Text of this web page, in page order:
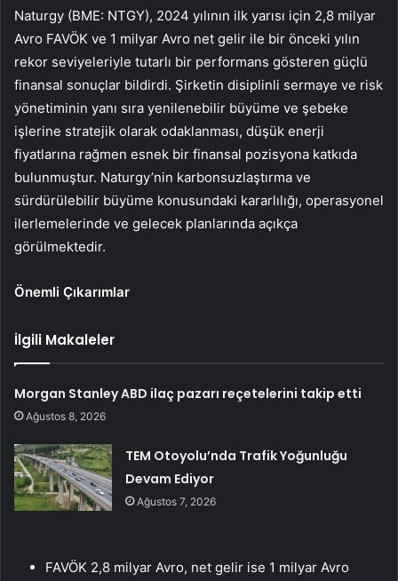
Naturgy (BME: NTGY), 2024 yılının ilk yarısı için 2,8 milyar
Avro FAVÖK ve 1 milyar Avro net gelir ile bir önceki yılın
rekor seviyeleriyle tutarlı bir performans gösteren güçlü
finansal sonuçlar bildirdi. Şirketin disiplinli sermaye ve risk
yönetiminin yanı sıra yenilenebilir büyüme ve şebeke
işlerine stratejik olarak odaklanması, düşük enerji
fiyatlarına rağmen esnek bir finansal pozisyona katkıda
bulunmuştur. Naturgy’nin karbonsuzlaştırma ve
sürdürülebilir büyüme konusundaki kararlılığı, operasyonel
ilerlemelerinde ve gelecek planlarında açıkça
görülmektedir.
Önemli Çıkarımlar
İlgili Makaleler
Morgan Stanley ABD ilaç pazarı reçetelerini takip etti
Ağustos 8, 2026
TEM Otoyolu’nda Trafik Yoğunluğu
Devam Ediyor
Ağustos 7, 2026
FAVÖK 2,8 milyar Avro, net gelir ise 1 milyar Avro